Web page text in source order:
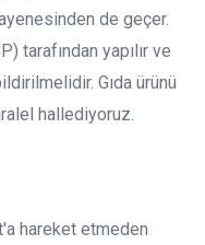
de geçer.
tarafından yapılır ve
Gıda ürünü
hallediyoruz.
hareket etmeden